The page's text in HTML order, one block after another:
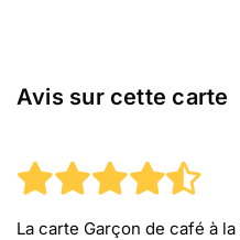
Avis sur cette carte
La carte Garçon de café à